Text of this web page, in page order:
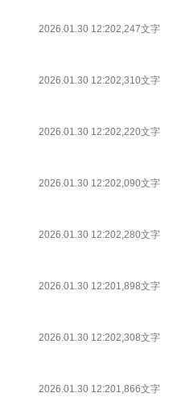
2026.01.30 12:202,247文字
2026.01.30 12:202,310文字
2026.01.30 12:202,220文字
2026.01.30 12:202,090文字
2026.01.30 12:202,280文字
2026.01.30 12:201,898文字
2026.01.30 12:202,308文字
2026.01.30 12:201,866文字